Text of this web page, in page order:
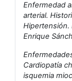
Enfermedad
arterial.
Hipertensión.
Enrique
Cardiopatía
isquemia